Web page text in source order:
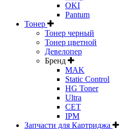
OKI
Pantum
Тонер
Тонер черный
Тонер цветной
Девелопер
Бренд
MAK
Static Control
HG Toner
Ultra
CET
IPM
Запчасти для Картриджа